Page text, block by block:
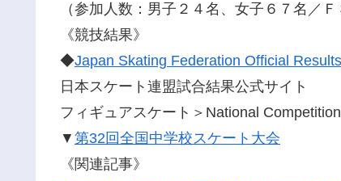
（参加人数：男子２４名、女子６７名／Ｆ
《競技結果》
◆Japan Skating Federation Official
日本スケート連盟試合結果公式サイト
フィギュアスケート＞National Competition
▼ 第32回全国中学校スケート大会
《関連記事》